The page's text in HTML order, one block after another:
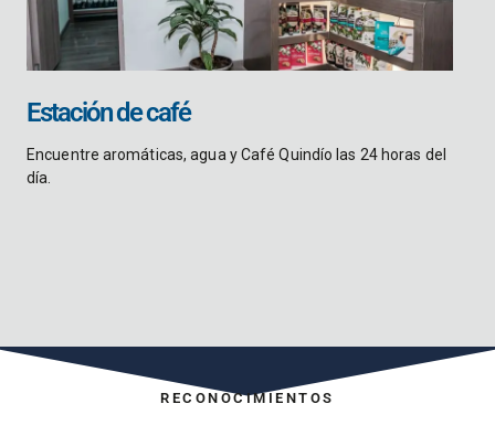
Estación de café
Encuentre aromáticas, agua y Café Quindío las 24 horas del
día.
RECONOCIMIENTOS